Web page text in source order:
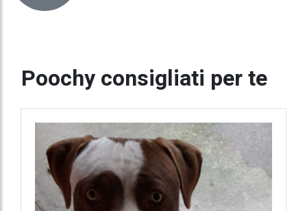
Poochy consigliati per te